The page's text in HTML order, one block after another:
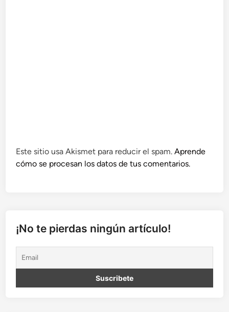
Este sitio usa Akismet para reducir el spam.Aprende
cómo se procesan los datos de tus comentarios.
¡No te pierdas ningún artículo!